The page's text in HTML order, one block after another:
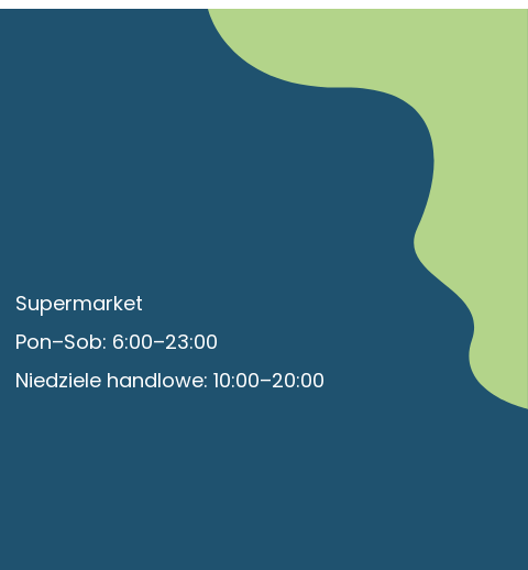
Supermarket
Pon–Sob: 6:00–23:00
Niedziele handlowe: 10:00–20:00